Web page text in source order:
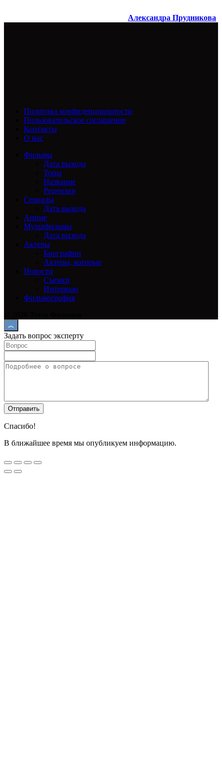
Александра Прудникова
Политика конфиденциальности
Пользовательское соглашение
Контакты
О нас
Фильмы
Дата выхода
Топы
Название
Рецензии
Сериалы
Дата выхода
Аниме
Мультфильмы
Дата выхода
Актеры
Биографии
Актеры, которые
Новости
Съемки
Интервью
Фильмография
Задать вопрос эксперту
Спасибо!
В ближайшее время мы опубликуем информацию.